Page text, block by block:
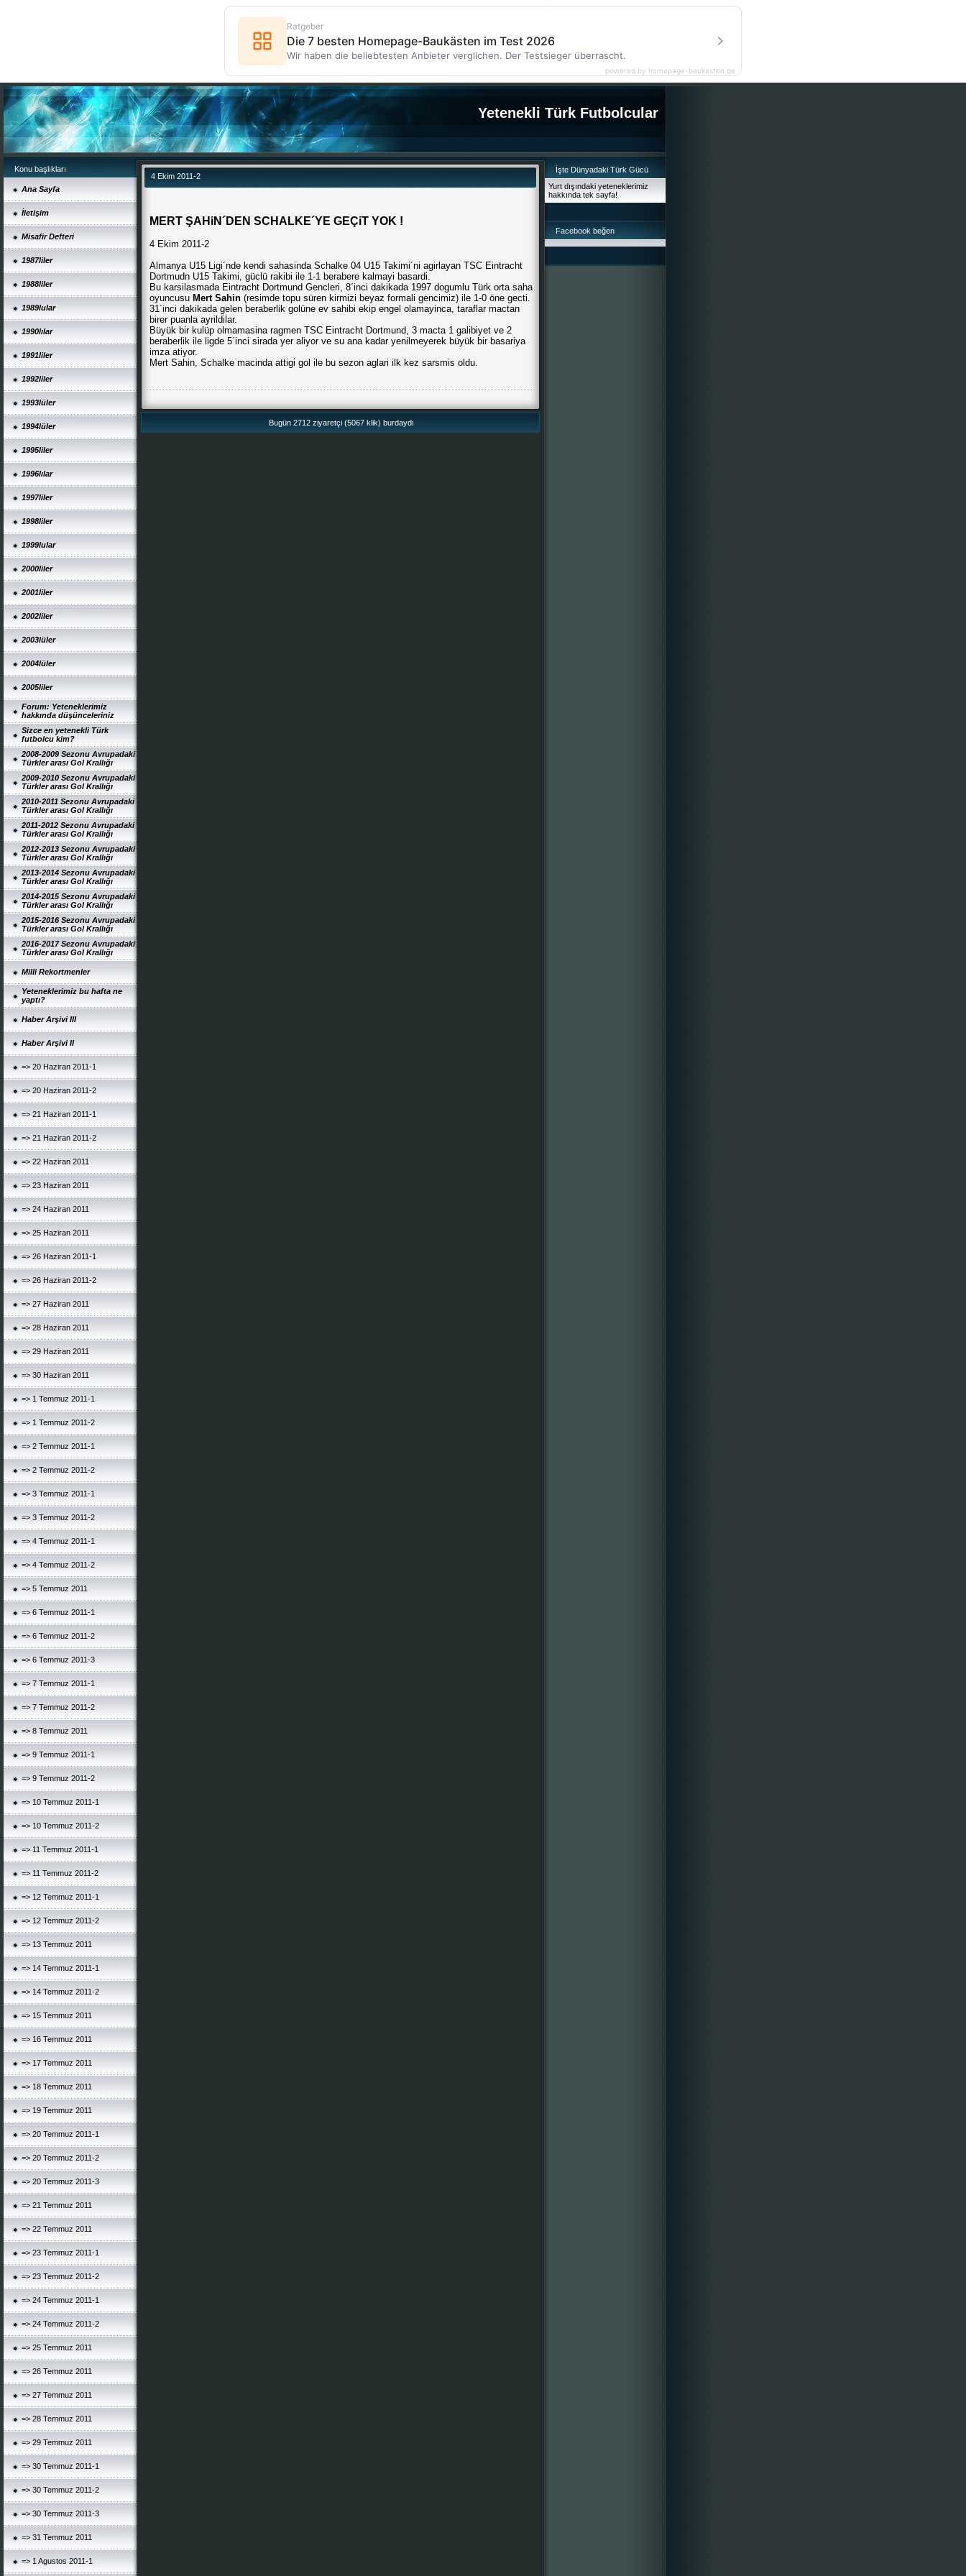
Yetenekli Türk Futbolcular
Konu başlıkları
Ana Sayfa
İletişim
Misafir Defteri
1987liler
1988liler
1989lular
1990lılar
1991liler
1992liler
1993lüler
1994lüler
1995liler
1996lılar
1997liler
1998liler
1999lular
2000liler
2001liler
2002liler
2003lüler
2004lüler
2005liler
Forum: Yeteneklerimiz
hakkında düşünceleriniz
Sizce en yetenekli Türk
futbolcu kim?
2008-2009 Sezonu Avrupadaki
Türkler arası Gol Krallığı
2009-2010 Sezonu Avrupadaki
Türkler arası Gol Krallığı
2010-2011 Sezonu Avrupadaki
Türkler arası Gol Krallığı
2011-2012 Sezonu Avrupadaki
Türkler arası Gol Krallığı
2012-2013 Sezonu Avrupadaki
Türkler arası Gol Krallığı
2013-2014 Sezonu Avrupadaki
Türkler arası Gol Krallığı
2014-2015 Sezonu Avrupadaki
Türkler arası Gol Krallığı
2015-2016 Sezonu Avrupadaki
Türkler arası Gol Krallığı
2016-2017 Sezonu Avrupadaki
Türkler arası Gol Krallığı
Milli Rekortmenler
Yeteneklerimiz bu hafta ne
yaptı?
Haber Arşivi III
Haber Arşivi II
=> 20 Haziran 2011-1
=> 20 Haziran 2011-2
=> 21 Haziran 2011-1
=> 21 Haziran 2011-2
=> 22 Haziran 2011
=> 23 Haziran 2011
=> 24 Haziran 2011
=> 25 Haziran 2011
=> 26 Haziran 2011-1
=> 26 Haziran 2011-2
=> 27 Haziran 2011
=> 28 Haziran 2011
=> 29 Haziran 2011
=> 30 Haziran 2011
=> 1 Temmuz 2011-1
=> 1 Temmuz 2011-2
=> 2 Temmuz 2011-1
=> 2 Temmuz 2011-2
=> 3 Temmuz 2011-1
=> 3 Temmuz 2011-2
=> 4 Temmuz 2011-1
=> 4 Temmuz 2011-2
=> 5 Temmuz 2011
=> 6 Temmuz 2011-1
=> 6 Temmuz 2011-2
=> 6 Temmuz 2011-3
=> 7 Temmuz 2011-1
=> 7 Temmuz 2011-2
=> 8 Temmuz 2011
=> 9 Temmuz 2011-1
=> 9 Temmuz 2011-2
=> 10 Temmuz 2011-1
=> 10 Temmuz 2011-2
=> 11 Temmuz 2011-1
=> 11 Temmuz 2011-2
=> 12 Temmuz 2011-1
=> 12 Temmuz 2011-2
=> 13 Temmuz 2011
=> 14 Temmuz 2011-1
=> 14 Temmuz 2011-2
=> 15 Temmuz 2011
=> 16 Temmuz 2011
=> 17 Temmuz 2011
=> 18 Temmuz 2011
=> 19 Temmuz 2011
=> 20 Temmuz 2011-1
=> 20 Temmuz 2011-2
=> 20 Temmuz 2011-3
=> 21 Temmuz 2011
=> 22 Temmuz 2011
=> 23 Temmuz 2011-1
=> 23 Temmuz 2011-2
=> 24 Temmuz 2011-1
=> 24 Temmuz 2011-2
=> 25 Temmuz 2011
=> 26 Temmuz 2011
=> 27 Temmuz 2011
=> 28 Temmuz 2011
=> 29 Temmuz 2011
=> 30 Temmuz 2011-1
=> 30 Temmuz 2011-2
=> 30 Temmuz 2011-3
=> 31 Temmuz 2011
=> 1 Agustos 2011-1
4 Ekim 2011-2
MERT ŞAHiN´DEN SCHALKE´YE GEÇiT YOK !
4 Ekim 2011-2
Almanya U15 Ligi´nde kendi sahasinda Schalke 04 U15 Takimi´ni agirlayan TSC Eintracht
Dortmudn U15 Takimi, güclü rakibi ile 1-1 berabere kalmayi basardi.
Bu karsilasmada Eintracht Dortmund Gencleri, 8´inci dakikada 1997 dogumlu Türk orta saha
oyuncusu Mert Sahin (resimde topu süren kirmizi beyaz formali gencimiz) ile 1-0 öne gecti.
31´inci dakikada gelen beraberlik golüne ev sahibi ekip engel olamayinca, taraflar mactan
birer puanla ayrildilar.
Büyük bir kulüp olmamasina ragmen TSC Eintracht Dortmund, 3 macta 1 galibiyet ve 2
beraberlik ile ligde 5´inci sirada yer aliyor ve su ana kadar yenilmeyerek büyük bir basariya
imza atiyor.
Mert Sahin, Schalke macinda attigi gol ile bu sezon aglari ilk kez sarsmis oldu.
Bugün 2712 ziyaretçi (5067 klik) burdaydı
İşte Dünyadaki Türk Gücü
Yurt dışındaki yeteneklerimiz
hakkında tek sayfa!
Facebook beğen
Ratgeber
Die 7 besten Homepage-Baukästen im Test 2026
Wir haben die beliebtesten Anbieter verglichen. Der Testsieger überrascht.
powered by homepage-baukasten.de